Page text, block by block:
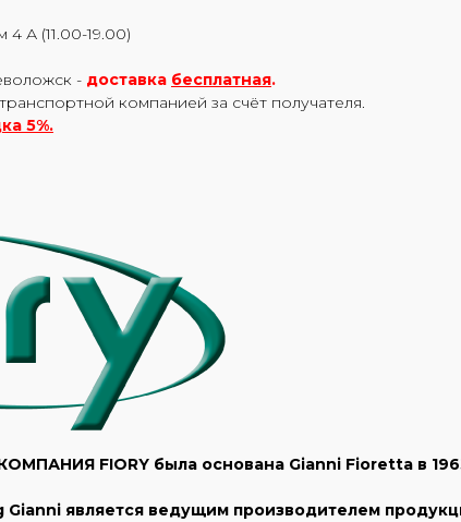
А (11.00-19.00)
- доставка бесплатная.
компанией за счёт получателя.
5%.
FIORY была основана Gianni Fioretta в
Gianni является ведущим производителем